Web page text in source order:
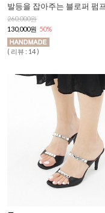
발등을 잡아주는 블로퍼 펌
260,000원
130,000원 50%
( 리뷰 : 14 )